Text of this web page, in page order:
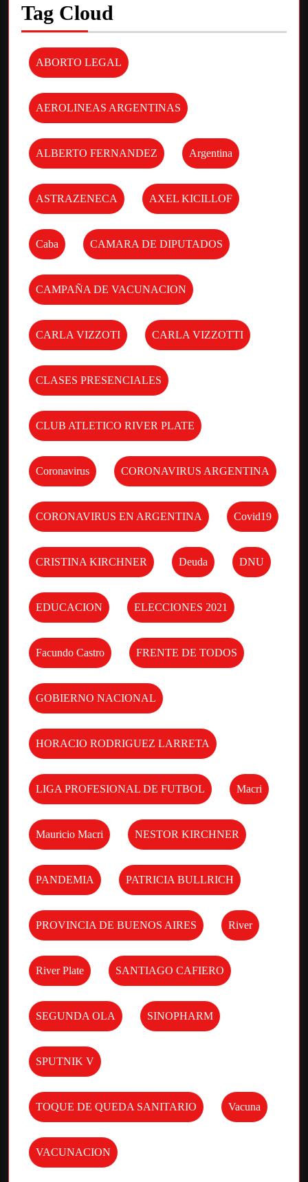
Tag Cloud
ABORTO LEGAL
AEROLINEAS ARGENTINAS
ALBERTO FERNANDEZ Argentina
ASTRAZENECA AXEL KICILLOF
Caba CAMARA DE DIPUTADOS
CAMPAÑA DE VACUNACION
CARLA VIZZOTI CARLA VIZZOTTI
CLASES PRESENCIALES
CLUB ATLETICO RIVER PLATE
Coronavirus CORONAVIRUS ARGENTINA
CORONAVIRUS EN ARGENTINA Covid19
CRISTINA KIRCHNER Deuda DNU
EDUCACION ELECCIONES 2021
Facundo Castro FRENTE DE TODOS
GOBIERNO NACIONAL
HORACIO RODRIGUEZ LARRETA
LIGA PROFESIONAL DE FUTBOL Macri
Mauricio Macri NESTOR KIRCHNER
PANDEMIA PATRICIA BULLRICH
PROVINCIA DE BUENOS AIRES River
River Plate SANTIAGO CAFIERO
SEGUNDA OLA SINOPHARM
SPUTNIK V
TOQUE DE QUEDA SANITARIO Vacuna
VACUNACION